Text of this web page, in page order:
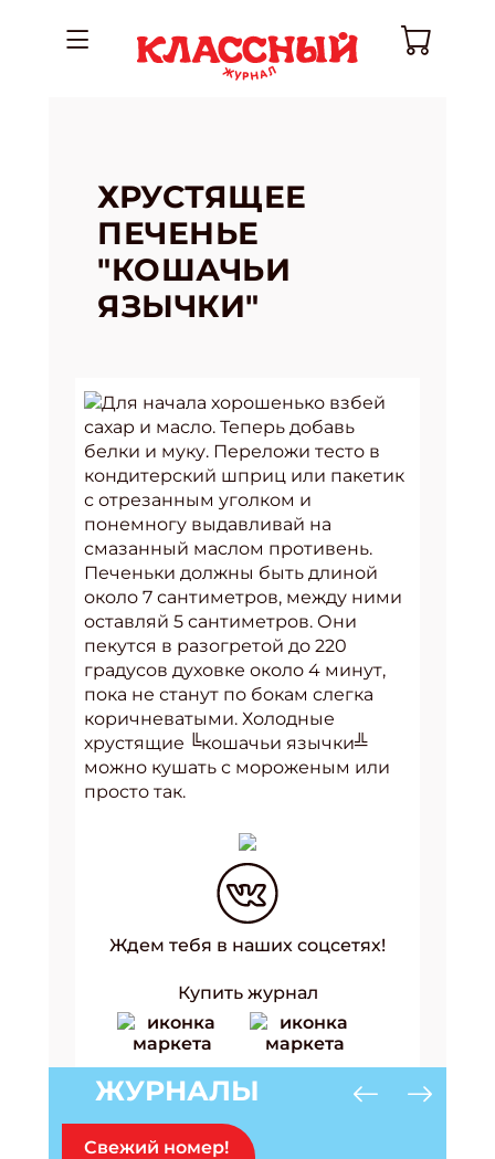
ХРУСТЯЩЕЕ
ПЕЧЕНЬЕ
"КОШАЧЬИ
ЯЗЫЧКИ"
Для начала хорошенько взбей
сахар и масло. Теперь добавь
белки и муку. Переложи тесто в
кондитерский шприц или пакетик
с отрезанным уголком и
понемногу выдавливай на
смазанный маслом противень.
Печеньки должны быть длиной
около 7 сантиметров, между ними
оставляй 5 сантиметров. Они
пекутся в разогретой до 220
градусов духовке около 4 минут,
пока не станут по бокам слегка
коричневатыми. Холодные
хрустящие ╚кошачьи язычки╩
можно кушать с мороженым или
просто так.
Ждем тебя в наших соцсетях!
Купить журнал
ЖУРНАЛЫ
Свежий номер!